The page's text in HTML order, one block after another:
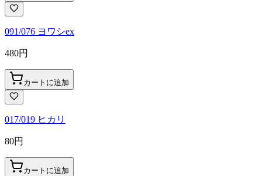
091/076 ヨワシex
480円
カートに追加
017/019 ヒカリ
80円
カートに追加